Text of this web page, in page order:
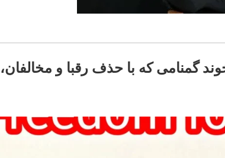
گمنامی که با حذف رقبا و